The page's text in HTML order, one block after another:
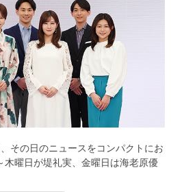
その日のニュースをコンパクトにお
曜日が堤礼実、金曜日は海老原優